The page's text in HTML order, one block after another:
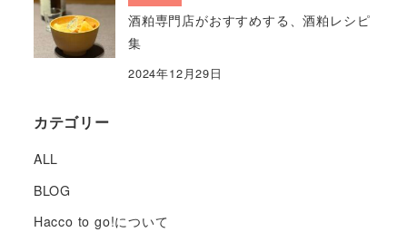
酒粕専門店がおすすめする、酒粕レシピ
集
2024年12月29日
カテゴリー
ALL
BLOG
Hacco to go!について